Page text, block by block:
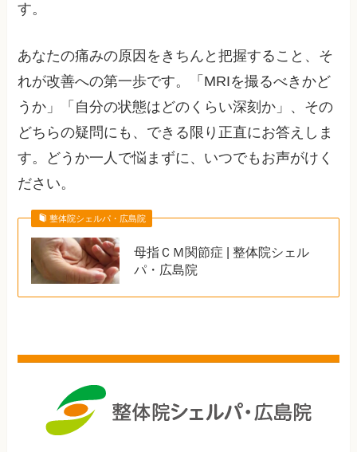
す。
あなたの痛みの原因をきちんと把握すること、そ
れが改善への第一歩です。「MRIを撮るべきかど
うか」「自分の状態はどのくらい深刻か」、その
どちらの疑問にも、できる限り正直にお答えしま
す。どうか一人で悩まずに、いつでもお声がけく
ださい。
整体院シェルパ・広島院
母指ＣＭ関節症 | 整体院シェル
パ・広島院